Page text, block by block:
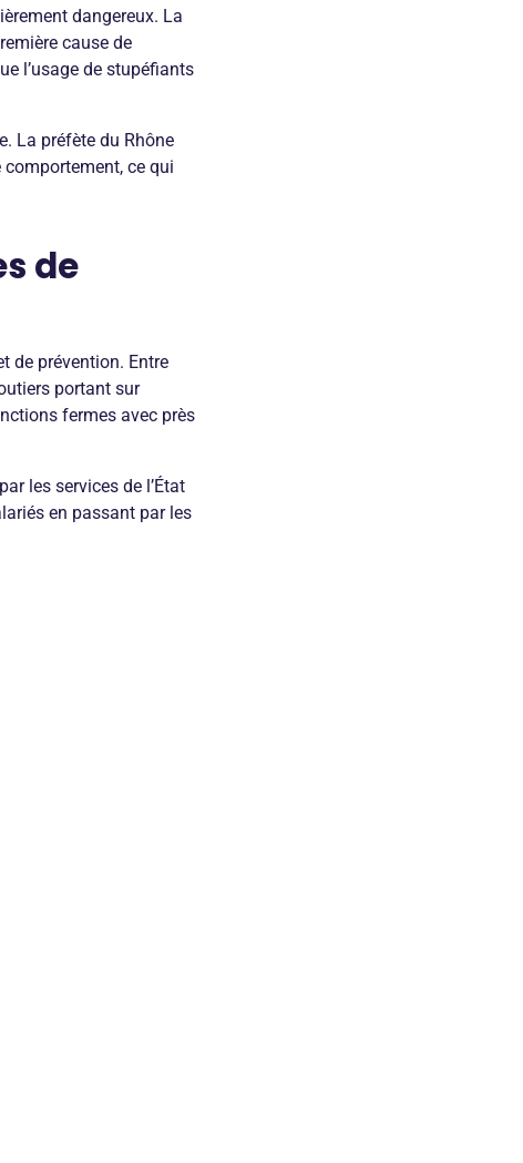
dangereux. La
cause de
l’usage de stupéfiants
La préfète du Rhône
comportement, ce qui
de
de prévention. Entre
portant sur
fermes avec près
les services de l’État
en passant par les